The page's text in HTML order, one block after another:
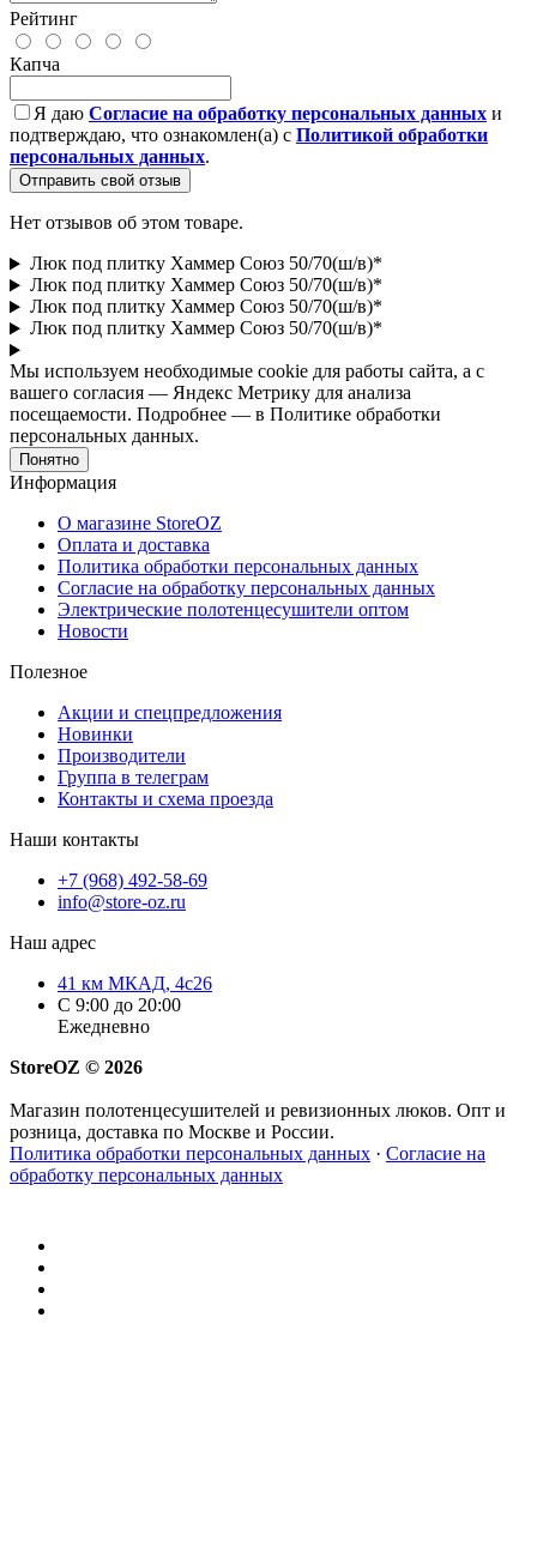
Рейтинг
Капча
Я даю Согласие на обработку персональных данных и
подтверждаю, что ознакомлен(а) с Политикой обработки
персональных данных.
Отправить свой отзыв
Нет отзывов об этом товаре.
Люк под плитку Хаммер Союз 50/70(ш/в)*
Люк под плитку Хаммер Союз 50/70(ш/в)*
Люк под плитку Хаммер Союз 50/70(ш/в)*
Люк под плитку Хаммер Союз 50/70(ш/в)*
Мы используем необходимые cookie для работы сайта, а с
вашего согласия — Яндекс Метрику для анализа
посещаемости. Подробнее — в Политике обработки
персональных данных.
Понятно
Информация
О магазине StoreOZ
Оплата и доставка
Политика обработки персональных данных
Согласие на обработку персональных данных
Электрические полотенцесушители оптом
Новости
Полезное
Акции и спецпредложения
Новинки
Производители
Группа в телеграм
Контакты и схема проезда
Наши контакты
+7 (968) 492-58-69
info@store-oz.ru
Наш адрес
41 км МКАД, 4с26
C 9:00 до 20:00
Ежедневно
StoreOZ © 2026
Магазин полотенцесушителей и ревизионных люков. Опт и
розница, доставка по Москве и России.
Политика обработки персональных данных · Согласие на
обработку персональных данных